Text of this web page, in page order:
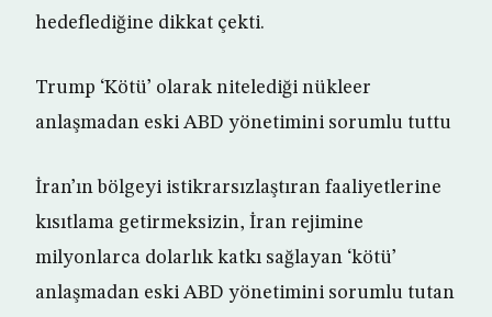
hedeflediğine dikkat çekti.
Trump ‘Kötü’ olarak nitelediği nükleer
anlaşmadan eski ABD yönetimini sorumlu tuttu
İran’ın bölgeyi istikrarsızlaştıran faaliyetlerine
kısıtlama getirmeksizin, İran rejimine
milyonlarca dolarlık katkı sağlayan ‘kötü’
anlaşmadan eski ABD yönetimini sorumlu tutan